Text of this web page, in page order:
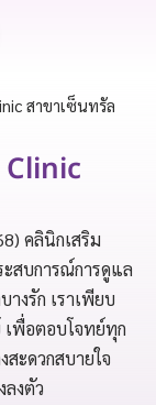
สาขาเซ็นทรัล
Clinic
คลินิกเสริม
สบการณ์การดูแล
งรัก เราเพียบ
พื่อตอบโจทย์ทุก
ะดวกสบายใจ
ลงตัว